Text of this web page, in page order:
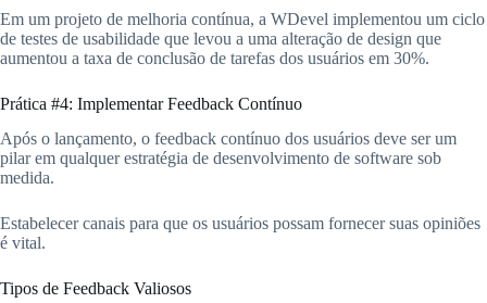
Em um projeto de melhoria contínua, a WDevel implementou um ciclo
de testes de usabilidade que levou a uma alteração de design que
aumentou a taxa de conclusão de tarefas dos usuários em 30%.
Prática #4: Implementar Feedback Contínuo
Após o lançamento, o feedback contínuo dos usuários deve ser um
pilar em qualquer estratégia de desenvolvimento de software sob
medida.
Estabelecer canais para que os usuários possam fornecer suas opiniões
é vital.
Tipos de Feedback Valiosos